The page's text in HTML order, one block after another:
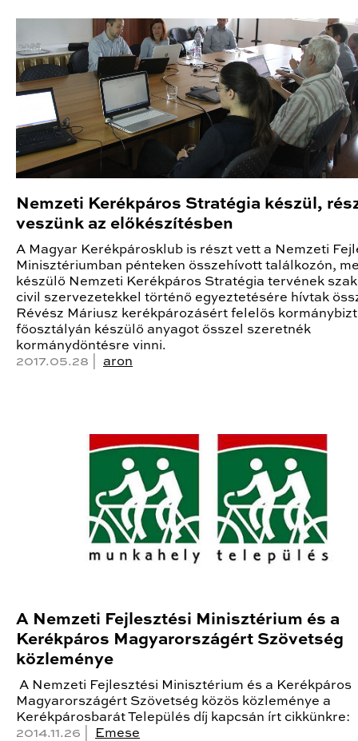
Nemzeti Kerékpáros Stratégia készül,
veszünk az előkészítésben
A Magyar Kerékpárosklub is részt vett a Nemzeti
Minisztériumban pénteken összehívott találkozón,
készülő Nemzeti Kerékpáros Stratégia tervének
civil szervezetekkel történő egyeztetésére hívtak
Révész Máriusz kerékpározásért felelős
főosztályán készülő anyagot ősszel szeretnék
kormánydöntésre vinni.
2017.05.28 | aron
A Nemzeti Fejlesztési Minisztérium és a
Kerékpáros Magyarországért Szövetség
közleménye
A Nemzeti Fejlesztési Minisztérium és a Kerékpáros
Magyarországért Szövetség közös közleménye a
Kerékpárosbarát Település díj kapcsán írt cikkünkre:
2014.11.26 |
Emese